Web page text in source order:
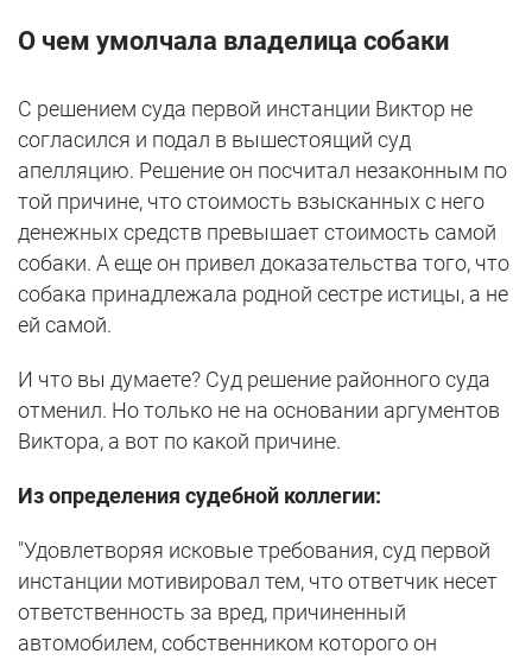
О чем умолчала владелица собаки
С решением суда первой инстанции Виктор не
согласился и подал в вышестоящий суд
апелляцию. Решение он посчитал незаконным по
той причине, что стоимость взысканных с него
денежных средств превышает стоимость самой
собаки. А еще он привел доказательства того, что
собака принадлежала родной сестре истицы, а не
ей самой.
И что вы думаете? Суд решение районного суда
отменил. Но только не на основании аргументов
Виктора, а вот по какой причине.
Из определения судебной коллегии:
"Удовлетворяя исковые требования, суд первой
инстанции мотивировал тем, что ответчик несет
ответственность за вред, причиненный
автомобилем, собственником которого он